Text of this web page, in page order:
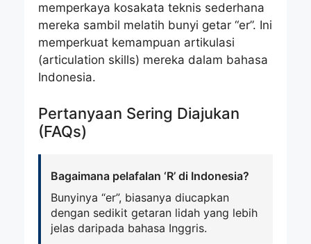
memperkaya kosakata teknis sederhana
mereka sambil melatih bunyi getar “er”. Ini
memperkuat kemampuan artikulasi
(articulation skills) mereka dalam bahasa
Indonesia.
Pertanyaan Sering Diajukan
(FAQs)
Bagaimana pelafalan ‘R’ di Indonesia?
Bunyinya “er”, biasanya diucapkan
dengan sedikit getaran lidah yang lebih
jelas daripada bahasa Inggris.